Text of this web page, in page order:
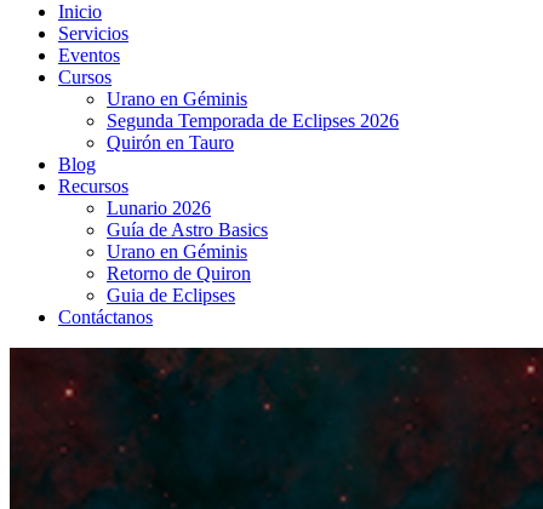
Inicio
Servicios
Eventos
Cursos
Urano en Géminis
Segunda Temporada de Eclipses 2026
Quirón en Tauro
Blog
Recursos
Lunario 2026
Guía de Astro Basics
Urano en Géminis
Retorno de Quiron
Guia de Eclipses
Contáctanos